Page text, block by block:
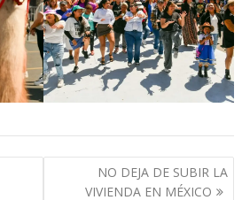
NO DEJA DE SUBIR LA
VIVIENDA EN MÉXICO